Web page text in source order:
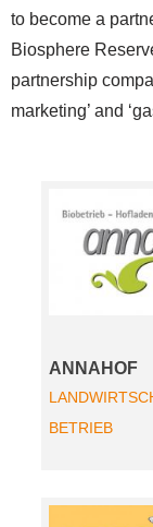
to become a
Biosphere
partnership
marketing’ and
ANNAHOF
BETRIEB